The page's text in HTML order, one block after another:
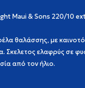
Maui & Sons 220/10
θαλάσσης, με
Σκελετος ελαφρύς σε
προστασία από